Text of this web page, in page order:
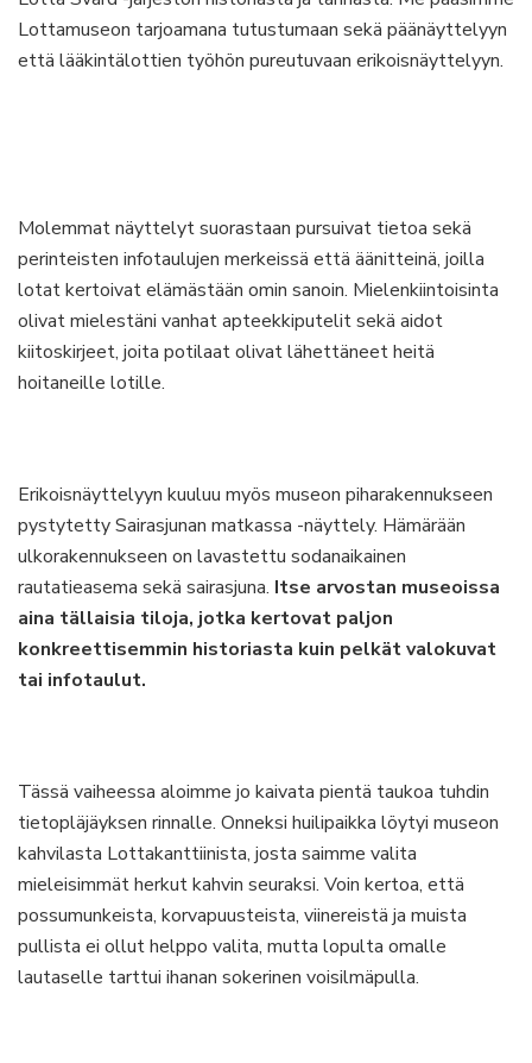
Lottamuseon tarjoamana tutustumaan sekä päänäyttelyyn
että lääkintälottien työhön pureutuvaan erikoisnäyttelyyn.
Molemmat näyttelyt suorastaan pursuivat tietoa sekä
perinteisten infotaulujen merkeissä että äänitteinä, joilla
lotat kertoivat elämästään omin sanoin. Mielenkiintoisinta
olivat mielestäni vanhat apteekkiputelit sekä aidot
kiitoskirjeet, joita potilaat olivat lähettäneet heitä
hoitaneille lotille.
Erikoisnäyttelyyn kuuluu myös museon piharakennukseen
pystytetty Sairasjunan matkassa -näyttely. Hämärään
ulkorakennukseen on lavastettu sodanaikainen
rautatieasema sekä sairasjuna. Itse arvostan museoissa
aina tällaisia tiloja, jotka kertovat paljon
konkreettisemmin historiasta kuin pelkät valokuvat
tai infotaulut.
Tässä vaiheessa aloimme jo kaivata pientä taukoa tuhdin
tietopläjäyksen rinnalle. Onneksi huilipaikka löytyi museon
kahvilasta Lottakanttiinista, josta saimme valita
mieleisimmät herkut kahvin seuraksi. Voin kertoa, että
possumunkeista, korvapuusteista, viinereistä ja muista
pullista ei ollut helppo valita, mutta lopulta omalle
lautaselle tarttui ihanan sokerinen voisilmäpulla.